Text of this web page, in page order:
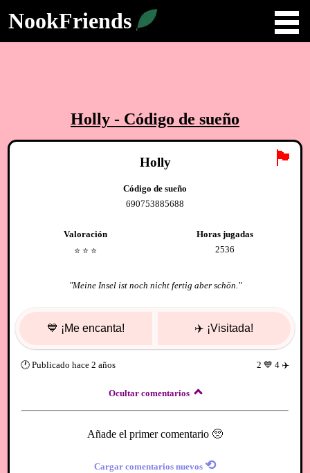
NookFriends
Holly - Código de sueño
🏴
Holly
Código de sueño
690753885688
Valoración
⭐️ ⭐️ ⭐️
Horas jugadas
2536
"Meine Insel ist noch nicht fertig aber schön. "
💙 ¡Me encanta! ✈️ ¡Visitada!
🕐Publicado hace 2 años 2 💙 4✈️
Ocultar comentarios
Añade el primer comentario 🥺
Cargar comentarios nuevos ⟲